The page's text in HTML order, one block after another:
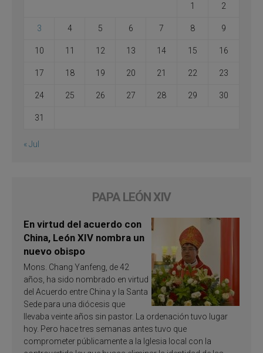
1 2
3 4 5 6 7 8 9
10 11 12 13 14 15 16
17 18 19 20 21 22 23
24 25 26 27 28 29 30
31
« Jul
PAPA LEÓN XIV
En virtud del acuerdo con
China, León XIV nombra un
nuevo obispo
Mons. Chang Yanfeng, de 42
años, ha sido nombrado en virtud
del Acuerdo entre China y la Santa
Sede para una diócesis que
llevaba veinte años sin pastor. La ordenación tuvo lugar
hoy. Pero hace tres semanas antes tuvo que
comprometer públicamente a la Iglesia local con la